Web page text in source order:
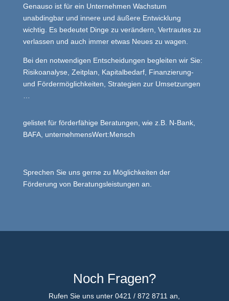
Genauso ist für ein Unternehmen Wachstum
unabdingbar und innere und äußere Entwicklung
wichtig. Es bedeutet Dinge zu verändern, Vertrautes zu
verlassen und auch immer etwas Neues zu wagen.
Bei den notwendigen Entscheidungen begleiten wir Sie:
Risikoanalyse, Zeitplan, Kapitalbedarf, Finanzierung-
und Fördermöglichkeiten, Strategien zur Umsetzungen
gelistet für förderfähige Beratungen, wie z.B. N-Bank,
BAFA, unternehmensWert:Mensch
Sprechen Sie uns gerne zu Möglichkeiten der
Förderung von Beratungsleistungen an.
Noch Fragen?
Rufen Sie uns unter 0421 / 872 8711 an,